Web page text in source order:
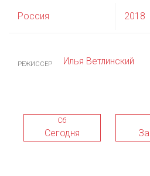
Россия 2018
РЕЖИССЕР Илья Ветлинский
Сб
Сегодня